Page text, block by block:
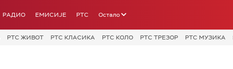
РАДИО ЕМИСИЈЕ РТС Остало
РТС ЖИВОТ РТС КЛАСИКА РТС КОЛО РТС ТРЕЗОР РТС МУЗИКА